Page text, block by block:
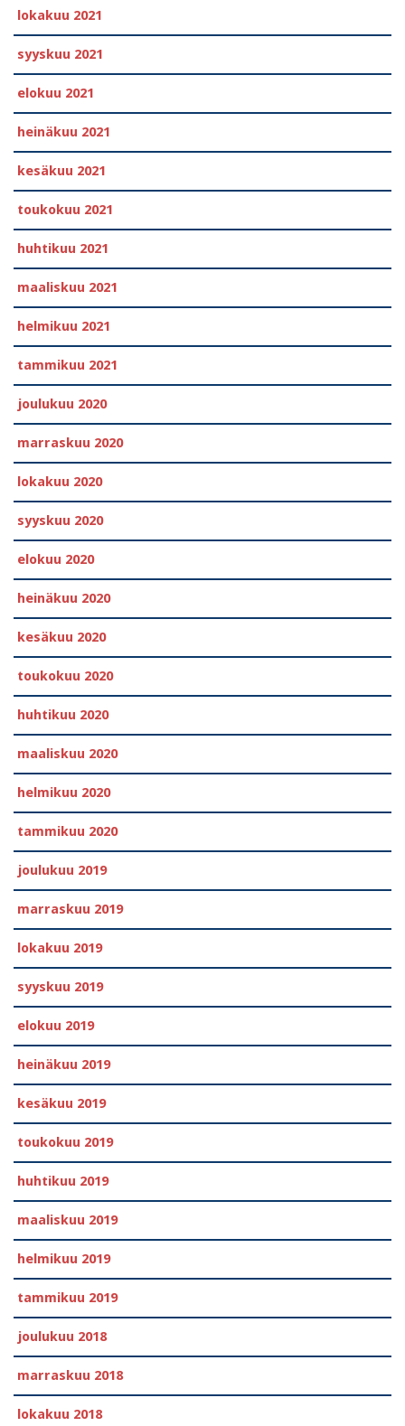
lokakuu 2021
syyskuu 2021
elokuu 2021
heinäkuu 2021
kesäkuu 2021
toukokuu 2021
huhtikuu 2021
maaliskuu 2021
helmikuu 2021
tammikuu 2021
joulukuu 2020
marraskuu 2020
lokakuu 2020
syyskuu 2020
elokuu 2020
heinäkuu 2020
kesäkuu 2020
toukokuu 2020
huhtikuu 2020
maaliskuu 2020
helmikuu 2020
tammikuu 2020
joulukuu 2019
marraskuu 2019
lokakuu 2019
syyskuu 2019
elokuu 2019
heinäkuu 2019
kesäkuu 2019
toukokuu 2019
huhtikuu 2019
maaliskuu 2019
helmikuu 2019
tammikuu 2019
joulukuu 2018
marraskuu 2018
lokakuu 2018